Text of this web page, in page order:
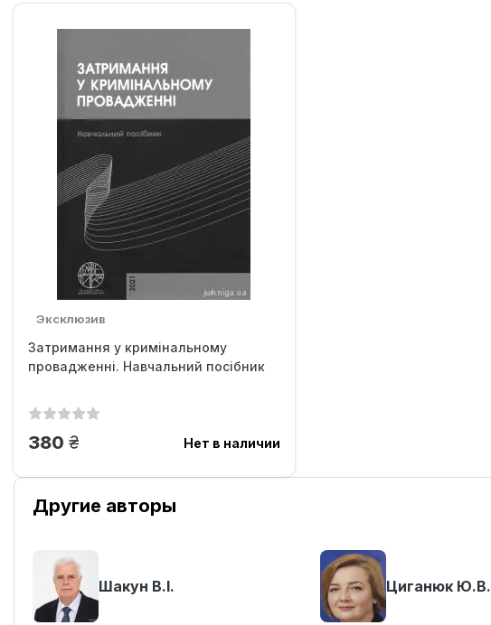
Эксклюзив
Затримання у кримінальному
провадженні. Навчальний посібник
380 грн. Нет в наличии
Другие авторы
Шакун В.І. Циганюк Ю.В.